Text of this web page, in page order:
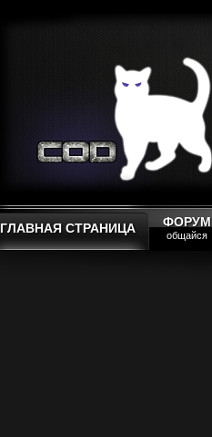
ГЛАВНАЯ СТРАНИЦА ФОРУМ
общайся